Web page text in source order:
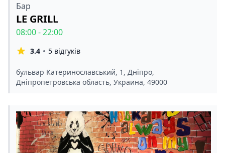
Бар
LE GRILL
08:00 - 22:00
3.4 5 відгуків
бульвар Катеринославський, 1, Дніпро,
Дніпропетровська область, Украина, 49000